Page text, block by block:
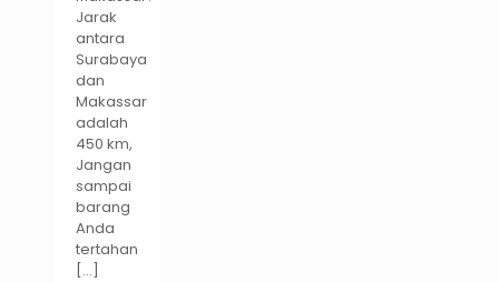
Jarak
antara
Surabaya
dan
Makassar
adalah
450 km,
Jangan
sampai
barang
Anda
tertahan
[…]